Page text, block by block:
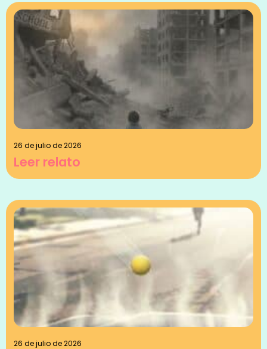
26 de julio de 2026
Leer relato
26 de julio de 2026